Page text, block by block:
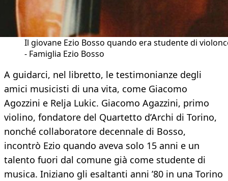
Il giovane Ezio Bosso quando era studente di
- Famiglia Ezio Bosso
A guidarci, nel libretto, le testimonianze degli
amici musicisti di una vita, come Giacomo
Agozzini e Relja Lukic. Giacomo Agazzini, primo
violino, fondatore del Quartetto d’Archi di Torino,
nonché collaboratore decennale di Bosso,
incontrò Ezio quando aveva solo 15 anni e un
talento fuori dal comune già come studente di
musica. Iniziano gli esaltanti anni ’80 in una Torino